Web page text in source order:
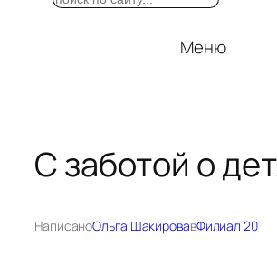
Меню
С заботой о
НаписаноОльга ШакировавФилиал 20